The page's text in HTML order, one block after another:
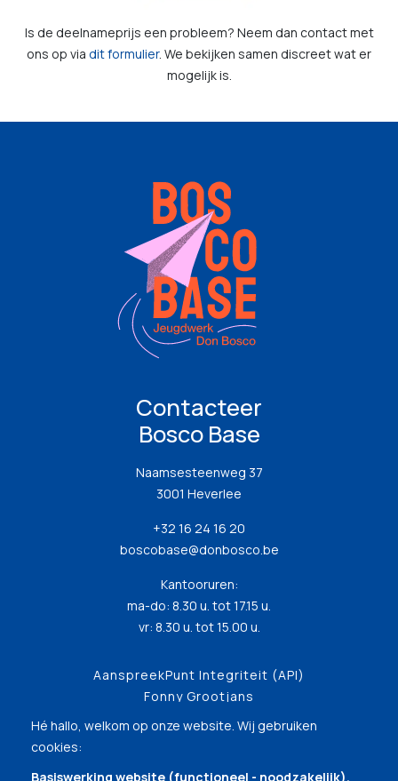
Is de deelnameprijs een probleem? Neem dan contact met
ons op via dit formulier. We bekijken samen discreet wat er
mogelijk is.
Contacteer
Bosco Base
Naamsesteenweg 37
3001 Heverlee
+32 16 24 16 20
boscobase@donbosco.be
Kantooruren:
ma-do: 8.30 u. tot 17.15 u.
vr: 8.30 u. tot 15.00 u.
AanspreekPunt Integriteit (API)
Fonny Grootjans
Hé hallo, welkom op onze website. Wij gebruiken
cookies:
Basiswerking website (functioneel - noodzakelijk),